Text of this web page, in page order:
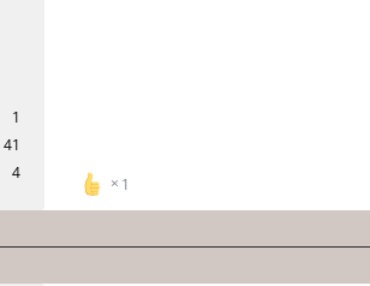
1
41
4
1